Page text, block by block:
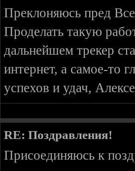
Преклоняюсь пред
Проделать такую
дальнейшем трекер
интернет, а самое-то
успехов и удач,
RE: Поздравления!
Присоединяюсь к